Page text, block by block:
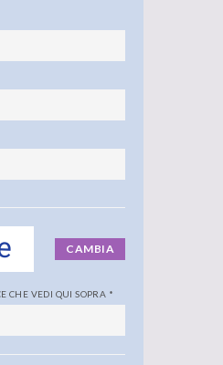
CAMBIA
CHE VEDI QUI SOPRA *